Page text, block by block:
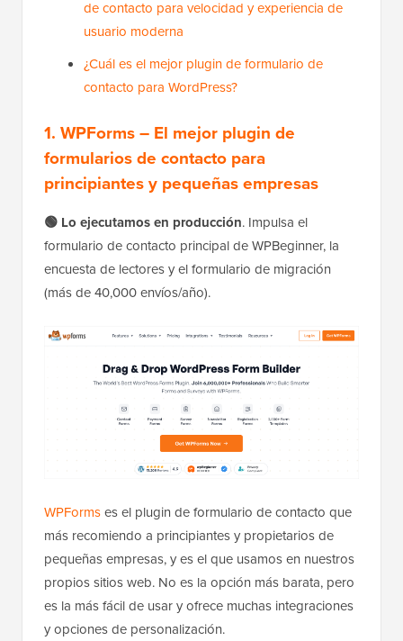
de contacto para velocidad y experiencia de
usuario moderna
¿Cuál es el mejor plugin de formulario de
contacto para WordPress?
1. WPForms – El mejor plugin de
formularios de contacto para
principiantes y pequeñas empresas
🟢 Lo ejecutamos en producción. Impulsa el
formulario de contacto principal de WPBeginner, la
encuesta de lectores y el formulario de migración
(más de 40,000 envíos/año).
WPFormses el plugin de formulario de contacto que
más recomiendo a principiantes y propietarios de
pequeñas empresas, y es el que usamos en nuestros
propios sitios web. No es la opción más barata, pero
es la más fácil de usar y ofrece muchas integraciones
y opciones de personalización.